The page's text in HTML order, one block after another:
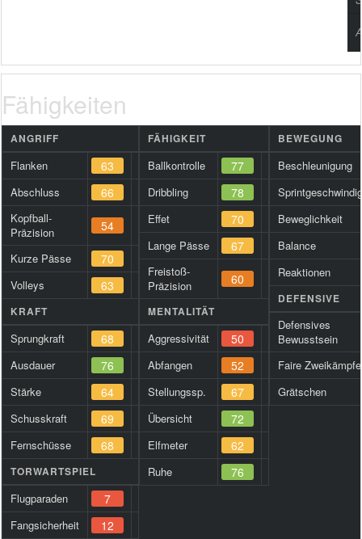
Fähigkeiten
ANGRIFF
Flanken 63
Abschluss 66
Kopfball-
Präzision
54
Kurze Pässe 70
Volleys 63
KRAFT
Sprungkraft 68
Ausdauer 76
Stärke 64
Schusskraft 69
Fernschüsse 68
TORWARTSPIEL
Flugparaden 7
Fangsicherheit 12
FÄHIGKEIT
Ballkontrolle 77
Dribbling 78
Effet 70
Lange Pässe 67
Freistoß-
Präzision
60
MENTALITÄT
Aggressivität 50
Abfangen 52
Stellungssp. 67
Übersicht 72
Elfmeter 62
Ruhe 76
BEWEGUNG
Beschleunigung
Beweglichkeit
Balance
Reaktionen
DEFENSIVE
Defensives
Bewusstsein
Faire Zweikämpfe
Grätschen